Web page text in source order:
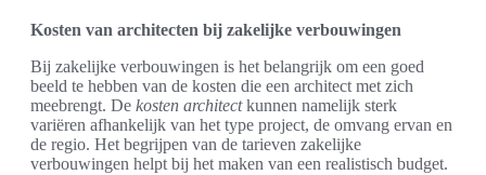
Kosten van architecten bij zakelijke verbouwingen
Bij zakelijke verbouwingen is het belangrijk om een goed
beeld te hebben van de kosten die een architect met zich
meebrengt. De kosten architectkunnen namelijk sterk
variëren afhankelijk van het type project, de omvang ervan en
de regio. Het begrijpen van de tarieven zakelijke
verbouwingen helpt bij het maken van een realistisch budget.